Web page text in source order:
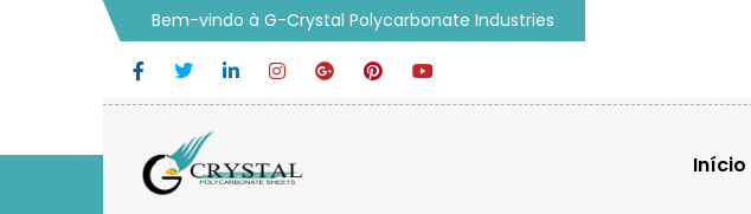
Bem-vindo à G-Crystal Polycarbonate Industries
Início